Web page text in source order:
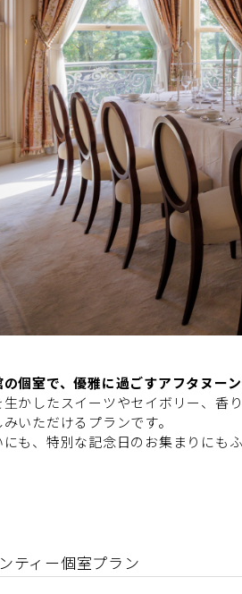
個室で、優雅に過ごすアフタヌー
かしたスイーツやセイボリー、香
いただけるプランです。
も、特別な記念日のお集まりにも
ティー個室プラン